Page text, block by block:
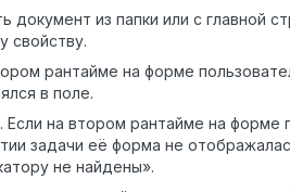
документ из папки или с главной
свойству.
рантайме на форме
в поле.
на втором рантайме на форме
задачи её форма не
не найдены».